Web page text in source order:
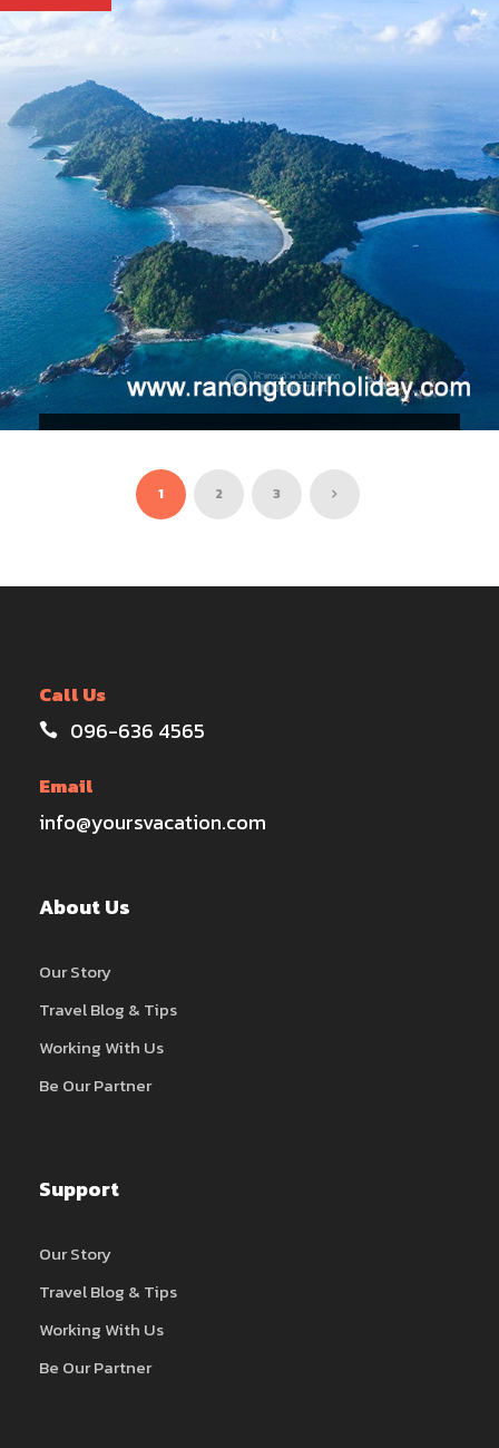
3,000 บ. 1 2 3
Call Us
096-636 4565
Email
info@yoursvacation.com
About Us
Our Story
Travel Blog & Tips
Working With Us
Be Our Partner
Support
Our Story
Travel Blog & Tips
Working With Us
Be Our Partner